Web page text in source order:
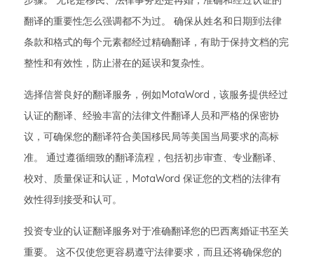
翻译的重要性怎么强调都不为过。 确保从姓名和日期到法律
条款和格式的每个元素都经过精确翻译，有助于保持文档的完
整性和有效性，防止潜在的延误和复杂性。
选择信誉良好的翻译服务，例如MotaWord，该服务提供经过
认证的翻译、经验丰富的法律文件翻译人员和严格的保密协
议，可确保您的翻译符合美国移民局等美国当局要求的高标
准。 通过遵循细致的翻译流程，包括初步审查、专业翻译、
校对、质量保证和认证，MotaWord 保证您的文档的法律有
效性得到接受和认可。
投资专业的认证翻译服务对于准确翻译您的巴西离婚证书至关
重要。 这不仅使您更容易遵守法律要求，而且还将确保您的